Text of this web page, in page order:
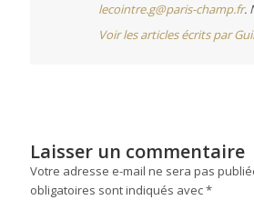
lecointre.g@paris-champ.fr.
Voir les articles écrits par
Laisser un commentaire
Votre adresse e-mail ne sera pas
obligatoires sont indiqués avec*